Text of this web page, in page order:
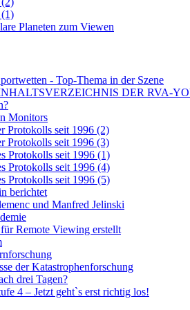
(1)
Planeten zum Viewen
- Top-Thema in der Szene
INHALTSVERZEICHNIS DER RVA-
Monitors
Protokolls seit 1996 (2)
Protokolls seit 1996 (3)
Protokolls seit 1996 (1)
Protokolls seit 1996 (4)
Protokolls seit 1996 (5)
berichtet
und Manfred Jelinski
Remote Viewing erstellt
der Katastrophenforschung
drei Tagen?
4 – Jetzt geht`s erst richtig los!